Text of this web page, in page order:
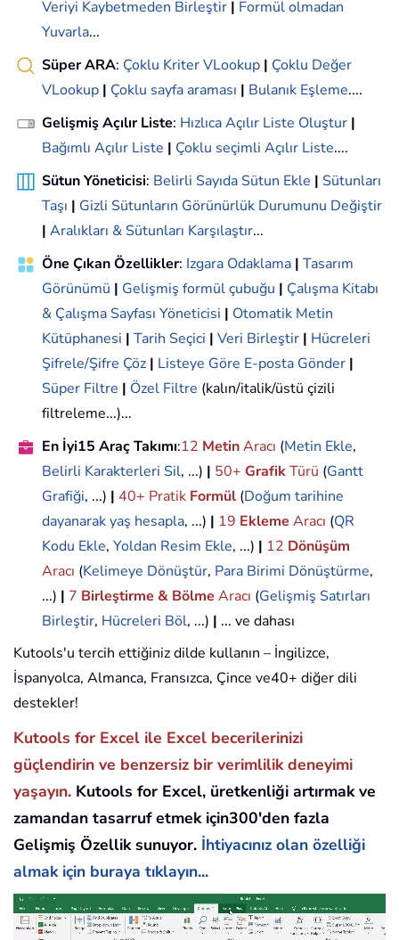
Veriyi Kaybetmeden Birleştir | Formül olmadan
Yuvarla...
Süper ARA: Çoklu Kriter VLookup | Çoklu Değer
VLookup | Çoklu sayfa araması | Bulanık Eşleme....
Gelişmiş Açılır Liste: Hızlıca Açılır Liste Oluştur |
Bağımlı Açılır Liste | Çoklu seçimli Açılır Liste....
Sütun Yöneticisi: Belirli Sayıda Sütun Ekle | Sütunları
Taşı | Gizli Sütunların Görünürlük Durumunu Değiştir
| Aralıkları & Sütunları Karşılaştır...
Öne Çıkan Özellikler: Izgara Odaklama | Tasarım
Görünümü | Gelişmiş formül çubuğu | Çalışma Kitabı
& Çalışma Sayfası Yöneticisi | Otomatik Metin
Kütüphanesi | Tarih Seçici | Veri Birleştir | Hücreleri
Şifrele/Şifre Çöz | Listeye Göre E-posta Gönder |
Süper Filtre | Özel Filtre (kalın/italik/üstü çizili
filtreleme...)...
En İyi15 Araç Takımı:12 MetinAracı (Metin Ekle,
Belirli Karakterleri Sil, ...) | 50+ GrafikTürü (Gantt
Grafiği, ...) | 40+ Pratik Formül (Doğum tarihine
dayanarak yaş hesapla, ...) | 19 Ekleme Aracı (QR
Kodu Ekle, Yoldan Resim Ekle, ...) | 12 Dönüşüm
Aracı (Kelimeye Dönüştür, Para Birimi Dönüştürme,
...) | 7 Birleştirme & Bölme Aracı (Gelişmiş Satırları
Birleştir, Hücreleri Böl, ...) | ... ve dahası
Kutools'u tercih ettiğiniz dilde kullanın – İngilizce,
İspanyolca, Almanca, Fransızca, Çince ve40+ diğer dili
destekler!
Kutools for Excel ile Excel becerilerinizi
güçlendirin ve benzersiz bir verimlilik deneyimi
yaşayın. Kutools for Excel, üretkenliği artırmak ve
zamandan tasarruf etmek için300'den fazla
Gelişmiş Özellik sunuyor. İhtiyacınız olan özelliği
almak için buraya tıklayın...